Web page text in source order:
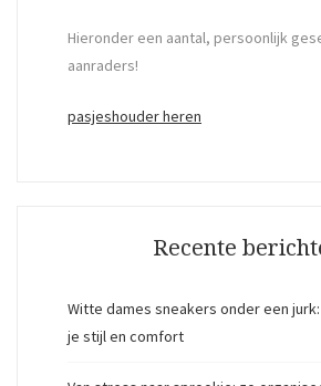
Hieronder een aantal, persoonlijk
aanraders!
pasjeshouder heren
Recente
Witte dames sneakers onder een
je stijl en comfort